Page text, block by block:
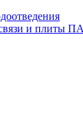
связи и плиты